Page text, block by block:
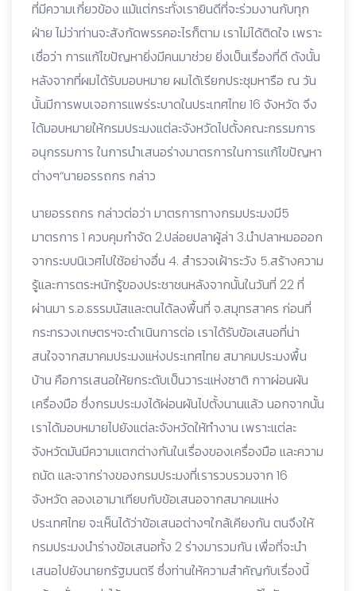
ที่มีความเกี่ยวข้อง แม้แต่กระทั่งเรายินดีที่จะร่วมงานกับทุก
ฝ่าย ไม่ว่าท่านจะสังกัดพรรคอะไรก็ตาม เราไม่ได้ติดใจ เพราะ
เชื่อว่า การแก้ไขปัญหายิ่งมีคนมาช่วย ยิ่งเป็นเรื่องที่ดี ดังนั้น
หลังจากที่ผมได้รับมอบหมาย ผมได้เรียกประชุมหารือ ณ วัน
นั้นมีการพบเจอการแพร่ระบาดในประเทศไทย 16 จังหวัด จึง
ได้มอบหมายให้กรมประมงแต่ละจังหวัดไปตั้งคณะกรรมการ
อนุกรรมการ ในการนำเสนอร่างมาตรการในการแก้ไขปัญหา
ต่างๆ“นายอรรถกร กล่าว
นายอรรถกร กล่าวต่อว่า มาตรการทางกรมประมงมี5
มาตรการ 1 ควบคุมกำจัด 2.ปล่อยปลาผู้ล่า 3.นำปลาหมอออก
จากระบบนิเวศไปใช้อย่างอื่น 4. สำรวจเฝ้าระวัง 5.สร้างความ
รู้และการตระหนักรู้ของประชาชนหลังจากนั้นในวันที่ 22 ที่
ผ่านมา ร.อ.ธรรมนัสและตนได้ลงพื้นที่ จ.สมุทรสาคร ก่อนที่
กระทรวงเกษตรฯจะดำเนินการต่อ เราได้รับข้อเสนอที่น่า
สนใจจากสมาคมประมงแห่งประเทศไทย สมาคมประมงพื้น
บ้าน คือการเสนอให้ยกระดับเป็นวาระแห่งชาติ กาาผ่อนผัน
เครื่องมือ ซึ่งกรมประมงได้ผ่อนผันไปตั้งนานแล้ว นอกจากนั้น
เราได้มอบหมายไปยังแต่ละจังหวัดให้ทำงาน เพราะแต่ละ
จังหวัดมันมีความแตกต่างกันในเรื่องของเครื่องมือ และความ
ถนัด และจากร่างของกรมประมงที่เรารวบรวมจาก 16
จังหวัด ลองเอามาเทียบกับข้อเสนอจากสมาคมแห่ง
ประเทศไทย จะเห็นได้ว่าข้อเสนอต่างๆใกล้เคียงกัน ตนจึงให้
กรมประมงนำร่างข้อเสนอทั้ง 2 ร่างมารวมกัน เพื่อที่จะนำ
เสนอไปยังนายกรัฐมนตรี ซึ่งท่านให้ความสำคัญกับเรื่องนี้